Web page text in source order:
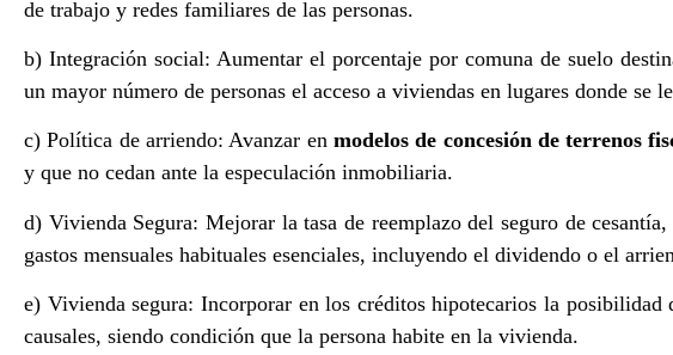
de trabajo y redes familiares de las personas.
b) Integración social: Aumentar el porcentaje por comuna de suelo
un mayor número de personas el acceso a viviendas en lugares donde se
c) Política de arriendo: Avanzar enmodelos de concesión de terrenos
y que no cedan ante la especulación inmobiliaria.
d) Vivienda Segura: Mejorar la tasa de reemplazo del seguro de
gastos mensuales habituales esenciales, incluyendo el dividendo o el
e) Vivienda segura: Incorporar en los créditos hipotecarios la
causales, siendo condición que la persona habite en la vivienda.